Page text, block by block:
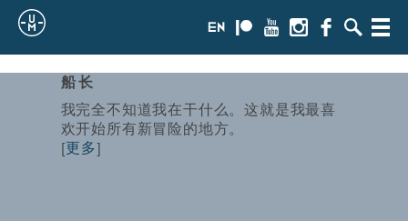
Sailing
Uncle
Moe
Facebook
Instagram
Youtube
Patreon
搜
索
Menu
en
船长
我完全不知道我在干什么。这就是我最喜
欢开始所有新冒险的地方。
[更多]